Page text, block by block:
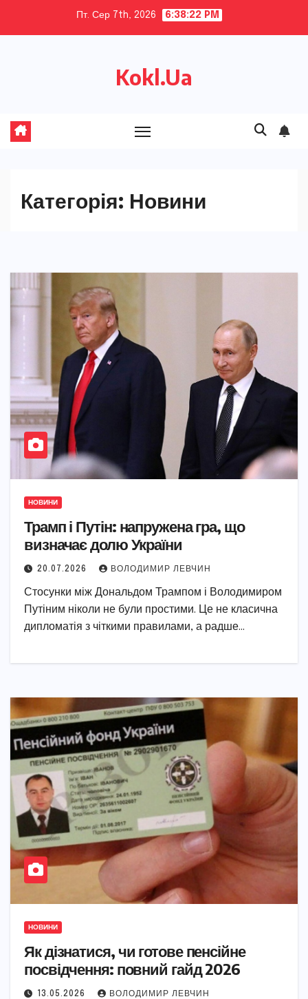
Пт. Сер 7th, 2026 6:38:24 PM
Kokl.Ua
Категорія: Новини
НОВИНИ
Трамп і Путін: напружена гра, що
визначає долю України
20.07.2026 ВОЛОДИМИР ЛЕВЧИН
Стосунки між Дональдом Трампом і Володимиром
Путіним ніколи не були простими. Це не класична
дипломатія з чіткими правилами, а радше…
НОВИНИ
Як дізнатися, чи готове пенсійне
посвідчення: повний гайд 2026
13.05.2026 ВОЛОДИМИР ЛЕВЧИН